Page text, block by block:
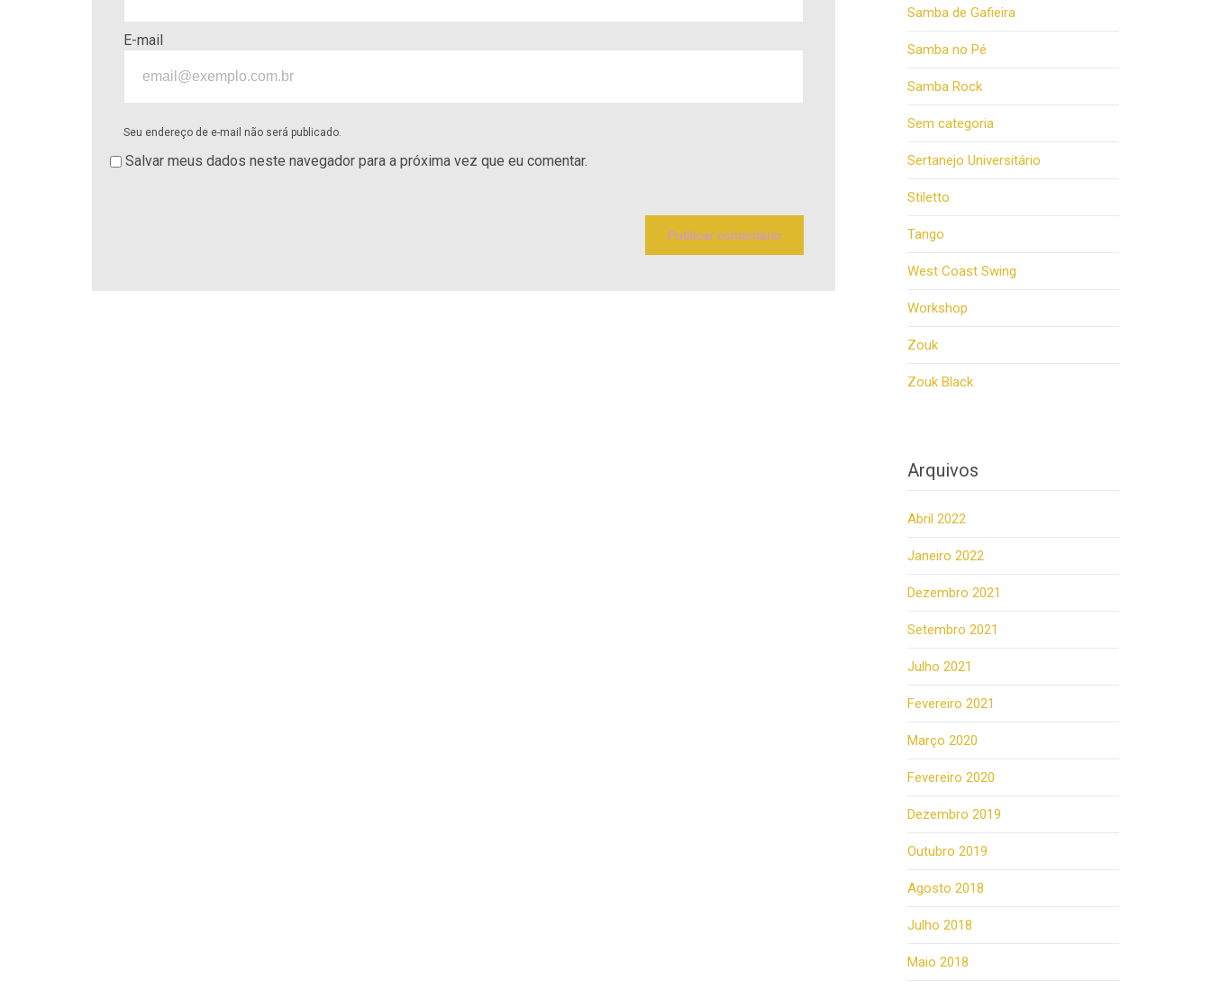
E-mail
Seu endereço de e-mail não será publicado.
Salvar meus dados neste navegador para a próxima vez que eu comentar.
Samba de Gafieira
Samba no Pé
Samba Rock
Sem categoria
Sertanejo Universitário
Stiletto
Tango
West Coast Swing
Workshop
Zouk
Zouk Black
Arquivos
Abril 2022
Janeiro 2022
Dezembro 2021
Setembro 2021
Julho 2021
Fevereiro 2021
Março 2020
Fevereiro 2020
Dezembro 2019
Outubro 2019
Agosto 2018
Julho 2018
Maio 2018